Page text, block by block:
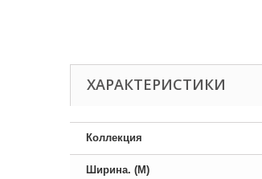
ХАРАКТЕРИСТИКИ
Коллекция
Ширина. (М)